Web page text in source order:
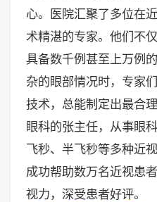
心。医院汇聚了多位在
术精湛的专家。他们不
具备数千例甚至上万例
杂的眼部情况时，专家
技术，总能制定出最合
眼科的张主任，从事眼
飞秒、半飞秒等多种近
成功帮助数万名近视患
视力，深受患者好评。